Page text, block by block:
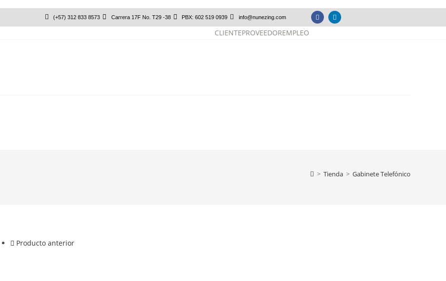
(+57) 312 833 8573 Carrera 17F No. T29 -38 PBX: 602 519 0939 info@nunezing.com
CLIENTEPROVEEDOREMPLEO
> Tienda > Gabinete Telefónico
Producto anterior